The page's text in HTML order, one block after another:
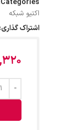
اکتیو شبکه
اشتراک گذاری: